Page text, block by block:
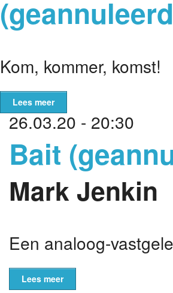
Kom, kommer, komst!
Lees meer
26.03.20 - 20:30
Bait
Mark Jenkin
Een analoog-
Lees meer